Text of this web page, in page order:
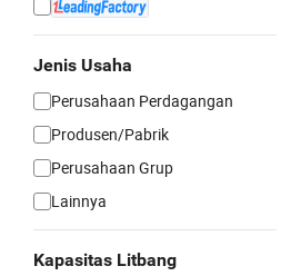
Jenis Usaha
Perusahaan Perdagangan
Produsen/Pabrik
Perusahaan Grup
Lainnya
Kapasitas Litbang